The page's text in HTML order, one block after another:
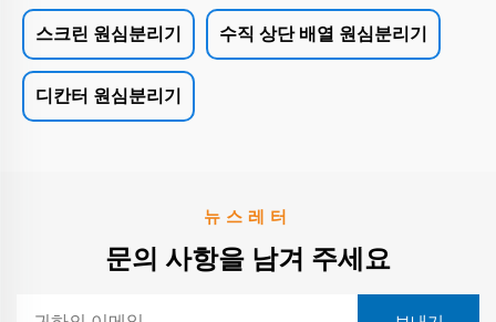
스크린 원심분리기 수직 상단 배열 원심분리기
디칸터 원심분리기
뉴스레터
문의 사항을 남겨 주세요